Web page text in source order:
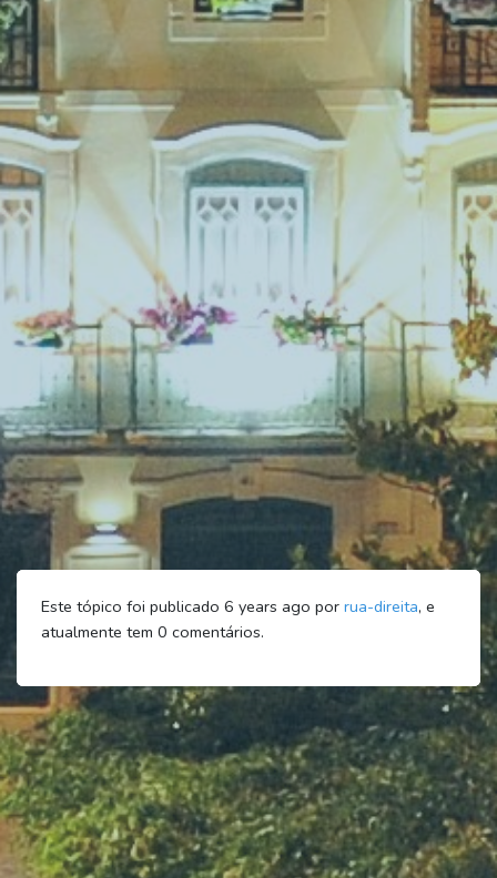
Este tópico foi publicado 6 years ago por rua-direita, e
atualmente tem 0 comentários.